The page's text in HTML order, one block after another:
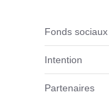
N
i
Fonds sociaux
Intention
Partenaires